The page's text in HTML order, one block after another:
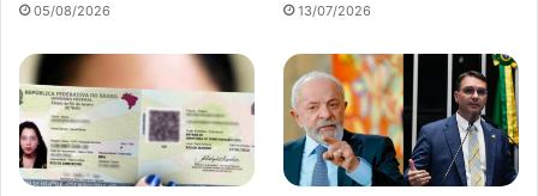
05/08/2026 13/07/2026